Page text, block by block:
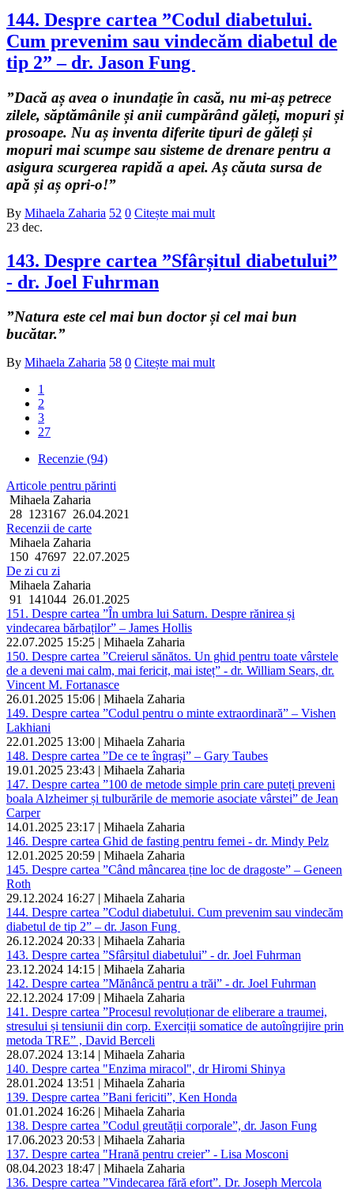
144. Despre cartea ”Codul diabetului.
Cum prevenim sau vindecăm diabetul de
tip 2” – dr. Jason Fung
”Dacă aș avea o inundație în casă, nu mi-aș petrece
zilele, săptămânile și anii cumpărând găleți, mopuri și
prosoape. Nu aș inventa diferite tipuri de găleți și
mopuri mai scumpe sau sisteme de drenare pentru a
asigura scurgerea rapidă a apei. Aș căuta sursa de
apă și aș opri-o!”
By Mihaela Zaharia 52 0 Citește mai mult
23 dec.
143. Despre cartea ”Sfârșitul diabetului”
- dr. Joel Fuhrman
”Natura este cel mai bun doctor și cel mai bun
bucătar.”
By Mihaela Zaharia 58 0 Citește mai mult
1
2
3
27
Recenzie (94)
Articole pentru părinti
Mihaela Zaharia
28 123167 26.04.2021
Recenzii de carte
Mihaela Zaharia
150 47697 22.07.2025
De zi cu zi
Mihaela Zaharia
91 141044 26.01.2025
151. Despre cartea ”În umbra lui Saturn. Despre rănirea și
vindecarea bărbaților” – James Hollis
22.07.2025 15:25 | Mihaela Zaharia
150. Despre cartea ”Creierul sănătos. Un ghid pentru toate vârstele
de a deveni mai calm, mai fericit, mai isteț” - dr. William Sears, dr.
Vincent M. Fortanasce
26.01.2025 15:06 | Mihaela Zaharia
149. Despre cartea ”Codul pentru o minte extraordinară” – Vishen
Lakhiani
22.01.2025 13:00 | Mihaela Zaharia
148. Despre cartea ”De ce te îngrași” – Gary Taubes
19.01.2025 23:43 | Mihaela Zaharia
147. Despre cartea ”100 de metode simple prin care puteți preveni
boala Alzheimer și tulburările de memorie asociate vârstei” de Jean
Carper
14.01.2025 23:17 | Mihaela Zaharia
146. Despre cartea Ghid de fasting pentru femei - dr. Mindy Pelz
12.01.2025 20:59 | Mihaela Zaharia
145. Despre cartea ”Când mâncarea ține loc de dragoste” – Geneen
Roth
29.12.2024 16:27 | Mihaela Zaharia
144. Despre cartea ”Codul diabetului. Cum prevenim sau vindecăm
diabetul de tip 2” – dr. Jason Fung
26.12.2024 20:33 | Mihaela Zaharia
143. Despre cartea ”Sfârșitul diabetului” - dr. Joel Fuhrman
23.12.2024 14:15 | Mihaela Zaharia
142. Despre cartea ”Mănâncă pentru a trăi” - dr. Joel Fuhrman
22.12.2024 17:09 | Mihaela Zaharia
141. Despre cartea ”Procesul revoluționar de eliberare a traumei,
stresului și tensiunii din corp. Exerciții somatice de autoîngrijire prin
metoda TRE” , David Berceli
28.07.2024 13:14 | Mihaela Zaharia
140. Despre cartea "Enzima miracol", dr Hiromi Shinya
28.01.2024 13:51 | Mihaela Zaharia
139. Despre cartea ”Bani fericiti”, Ken Honda
01.01.2024 16:26 | Mihaela Zaharia
138. Despre cartea ”Codul greutății corporale”, dr. Jason Fung
17.06.2023 20:53 | Mihaela Zaharia
137. Despre cartea "Hrană pentru creier” - Lisa Mosconi
08.04.2023 18:47 | Mihaela Zaharia
136. Despre cartea ”Vindecarea fără efort”. Dr. Joseph Mercola